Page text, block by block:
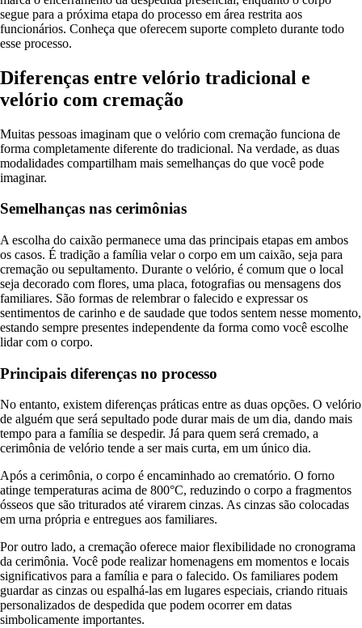
segue para a próxima etapa do processo em área restrita aos
funcionários. Conheça que oferecem suporte completo durante todo
esse processo.
Diferenças entre velório tradicional e
velório com cremação
Muitas pessoas imaginam que o velório com cremação funciona de
forma completamente diferente do tradicional. Na verdade, as duas
modalidades compartilham mais semelhanças do que você pode
imaginar.
Semelhanças nas cerimônias
A escolha do caixão permanece uma das principais etapas em ambos
os casos. É tradição a família velar o corpo em um caixão, seja para
cremação ou sepultamento. Durante o velório, é comum que o local
seja decorado com flores, uma placa, fotografias ou mensagens dos
familiares. São formas de relembrar o falecido e expressar os
sentimentos de carinho e de saudade que todos sentem nesse momento,
estando sempre presentes independente da forma como você escolhe
lidar com o corpo.
Principais diferenças no processo
No entanto, existem diferenças práticas entre as duas opções. O velório
de alguém que será sepultado pode durar mais de um dia, dando mais
tempo para a família se despedir. Já para quem será cremado, a
cerimônia de velório tende a ser mais curta, em um único dia.
Após a cerimônia, o corpo é encaminhado ao crematório. O forno
atinge temperaturas acima de 800°C, reduzindo o corpo a fragmentos
ósseos que são triturados até virarem cinzas. As cinzas são colocadas
em urna própria e entregues aos familiares.
Por outro lado, a cremação oferece maior flexibilidade no cronograma
da cerimônia. Você pode realizar homenagens em momentos e locais
significativos para a família e para o falecido. Os familiares podem
guardar as cinzas ou espalhá-las em lugares especiais, criando rituais
personalizados de despedida que podem ocorrer em datas
simbolicamente importantes.